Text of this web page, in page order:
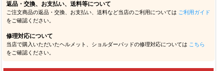
返品・交換、お支払い、送料等について
ご注文商品の返品・交換、お支払い、送料など当店のご利用については ご利用ガイド
をご確認ください。
修理対応について
当店で購入いただいたヘルメット、ショルダーパッドの修理対応については こちら
をご確認ください。